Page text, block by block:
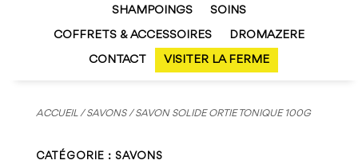
SHAMPOINGS SOINS
COFFRETS & ACCESSOIRES DROMAZERE
CONTACT VISITER LA FERME
ACCUEIL/SAVONS/ SAVON SOLIDE ORTIE TONIQUE 100G
CATÉGORIE : SAVONS